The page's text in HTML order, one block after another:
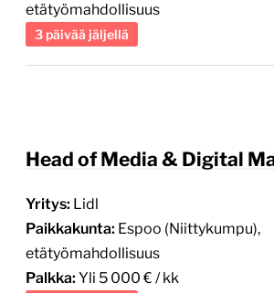
etätyömahdollisuus
3 päivää jäljellä
Head of Media & Digital
Yritys: Lidl
Paikkakunta: Espoo (Niittykumpu),
etätyömahdollisuus
Palkka: Yli 5 000 € / kk